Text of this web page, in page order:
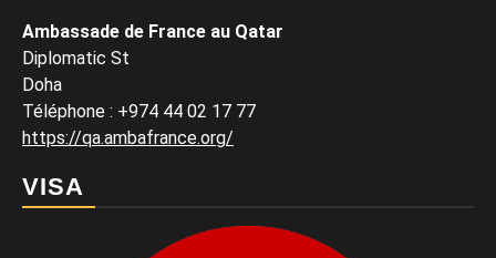
Ambassade de France au Qatar
Diplomatic St
Doha
Téléphone : +974 44 02 17 77
https://qa.ambafrance.org/
VISA